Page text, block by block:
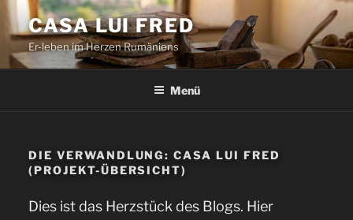
Zum
Inhalt
springen
CASA LUI FRED
Er-leben im Herzen Rumäniens
Menü
DIE VERWANDLUNG: CASA LUI FRED
(PROJEKT-ÜBERSICHT)
Dies ist das Herzstück des Blogs. Hier